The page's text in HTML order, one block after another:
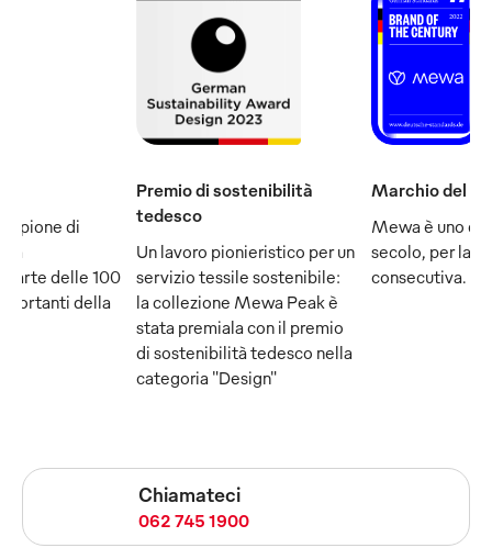
di
fa
delle 100
della
Premio di sostenibilità
tedesco
Un lavoro pionieristico per un
servizio tessile sostenibile:
la collezione Mewa Peak è
stata premiala con il premio
di sostenibilità tedesco nella
categoria "Design"
Marchio del
Mewa è uno
secolo, per la
consecutiva.
Chiamateci
062 745 1900